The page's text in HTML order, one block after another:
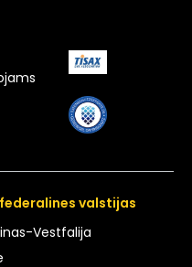
valstijas
Vestfalija